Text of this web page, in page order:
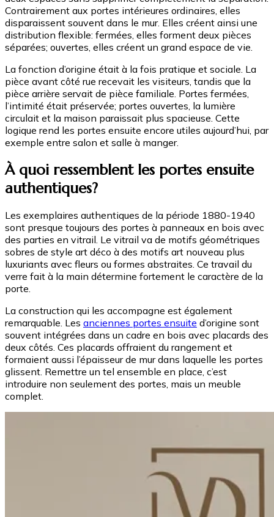
Contrairement aux portes intérieures ordinaires, elles
disparaissent souvent dans le mur. Elles créent ainsi une
distribution flexible: fermées, elles forment deux pièces
séparées; ouvertes, elles créent un grand espace de vie.
La fonction d’origine était à la fois pratique et sociale. La
pièce avant côté rue recevait les visiteurs, tandis que la
pièce arrière servait de pièce familiale. Portes fermées,
l’intimité était préservée; portes ouvertes, la lumière
circulait et la maison paraissait plus spacieuse. Cette
logique rend les portes ensuite encore utiles aujourd’hui, par
exemple entre salon et salle à manger.
À quoi ressemblent les portes ensuite
authentiques?
Les exemplaires authentiques de la période 1880-1940
sont presque toujours des portes à panneaux en bois avec
des parties en vitrail. Le vitrail va de motifs géométriques
sobres de style art déco à des motifs art nouveau plus
luxuriants avec fleurs ou formes abstraites. Ce travail du
verre fait à la main détermine fortement le caractère de la
porte.
La construction qui les accompagne est également
remarquable. Les anciennes portes ensuite d’origine sont
souvent intégrées dans un cadre en bois avec placards des
deux côtés. Ces placards offraient du rangement et
formaient aussi l’épaisseur de mur dans laquelle les portes
glissent. Remettre un tel ensemble en place, c’est
introduire non seulement des portes, mais un meuble
complet.